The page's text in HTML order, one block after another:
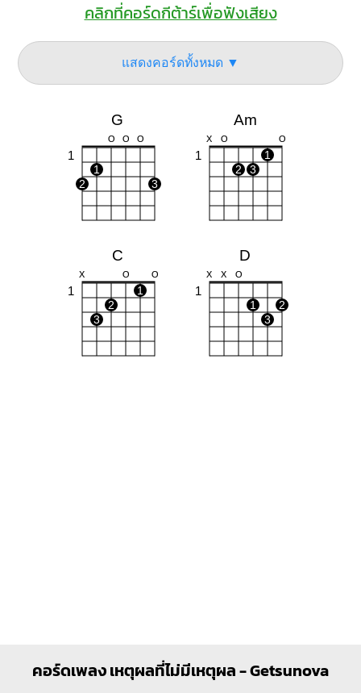
คลิกที่คอร์ดกีต้าร์เพื่อฟังเสียง
แสดงคอร์ดทั้งหมด ▼
G
O O O
1
1
2
3
Am
X O O
1
1
2
3
C
X O O
1
1
2
3
D
X X O
1
1
2
3
คอร์ดเพลง เหตุผลที่ไม่มีเหตุผล - Getsunova